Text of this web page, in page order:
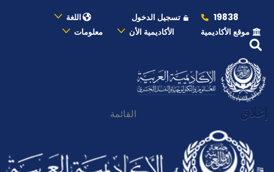
19838 تسجيل الدخول
اللغة
موقع الأكاديمية
الأكاديمية الأن معلومات
إغلاق القائمة